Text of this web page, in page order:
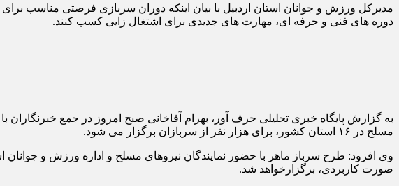
مدیرکل ورزش و جوانان استان اردبیل با بیان اینکه دوران سربازی فرصتی مناسب
دوره های فنی و حرفه ای، مهارت های جدیدی برای اشتغال زایی کسب کنند.
به گزارش پایگاه خبری تحلیلی حرف آور، بهرام آقاخانی صبح امروز در جمع
مسلح در ۱۶ استان کشور، برای هزار نفر از سربازان برگزار می شود.
صورت کاربردی، برگزارخواهد شد.